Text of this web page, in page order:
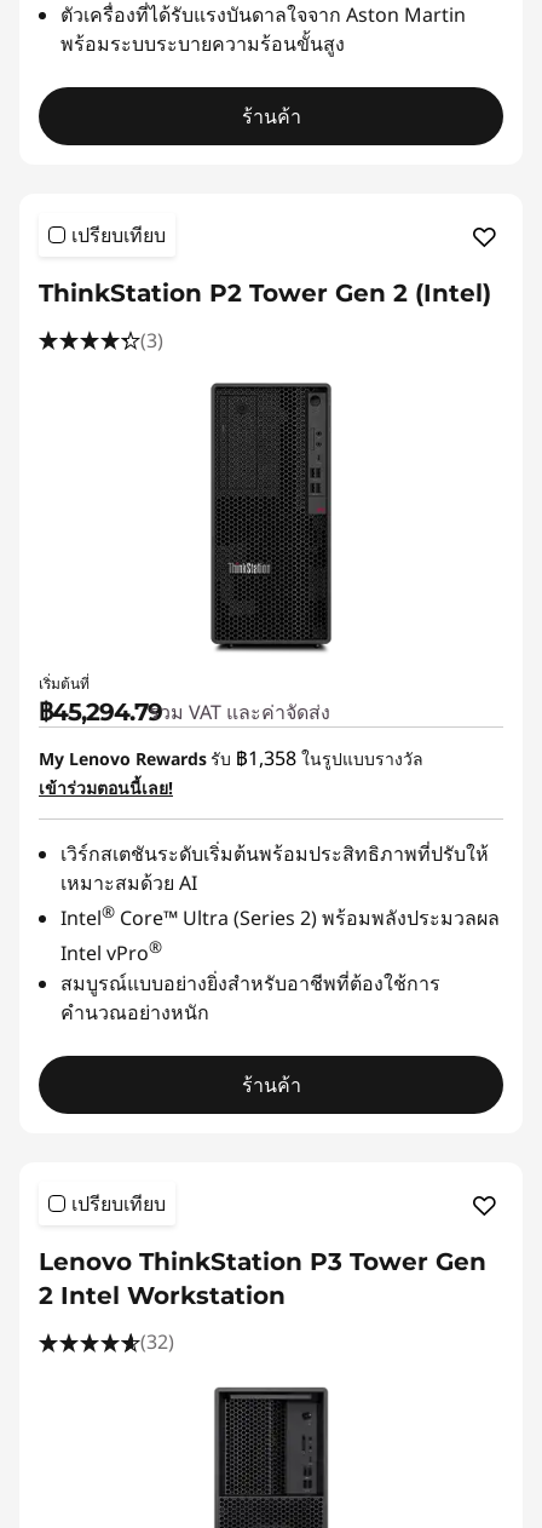
ตัวเครื่องที่ได้รับแรงบันดาลใจจาก Aston Martin
พร้อมระบบระบายความร้อนขั้นสูง
ร้านค้า
เปรียบเทียบ
ThinkStation P2 Tower Gen 2 (Intel)
(3)
เริ่มต้นที่
฿45,294.79รวม VAT และค่าจัดส่ง
My Lenovo Rewardsรับ ฿1,358 ในรูปแบบรางวัล
เข้าร่วมตอนนี้เลย!
เวิร์กสเตชันระดับเริ่มต้นพร้อมประสิทธิภาพที่ปรับให้
เหมาะสมด้วย AI
Intel® Core™ Ultra (Series 2) พร้อมพลังประมวลผล
Intel vPro®
สมบูรณ์แบบอย่างยิ่งสำหรับอาชีพที่ต้องใช้การ
คำนวณอย่างหนัก
ร้านค้า
เปรียบเทียบ
Lenovo ThinkStation P3 Tower Gen
2 Intel Workstation
(32)